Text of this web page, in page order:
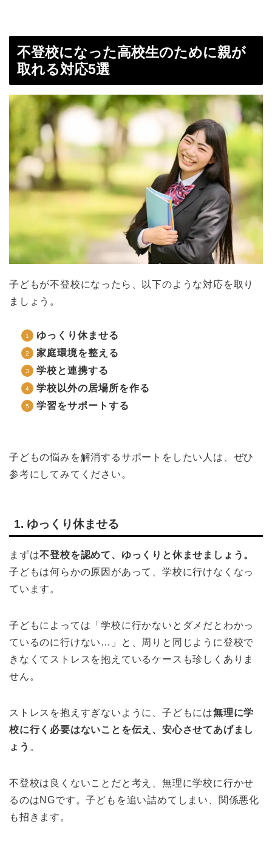
不登校になった高校生のために親が
取れる対応5選
子どもが不登校になったら、以下のような対応を取り
ましょう。
ゆっくり休ませる
家庭環境を整える
学校と連携する
学校以外の居場所を作る
学習をサポートする
子どもの悩みを解消するサポートをしたい人は、ぜひ
参考にしてみてください。
1. ゆっくり休ませる
まずは不登校を認めて、ゆっくりと休ませましょう。
子どもは何らかの原因があって、学校に行けなくなっ
ています。
子どもによっては「学校に行かないとダメだとわかっ
ているのに行けない…」と、周りと同じように登校で
きなくてストレスを抱えているケースも珍しくありま
せん。
ストレスを抱えすぎないように、子どもには無理に学
校に行く必要はないことを伝え、安心させてあげまし
ょう 。
不登校は良くないことだと考え、無理に学校に行かせ
るのはNGです。子どもを追い詰めてしまい、関係悪化
も招きます。